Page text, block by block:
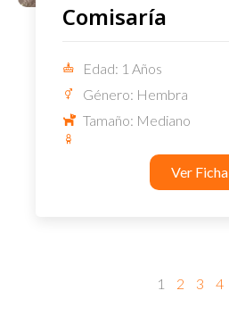
Comisaría
Edad: 1 Años
Género: Hembra
Tamaño: Mediano
Ver Ficha
1 2 3 4